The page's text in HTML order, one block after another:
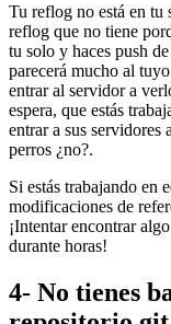
Tu reflog no está en
reflog que no tiene
tu solo y haces push
parecerá mucho al
entrar al servidor a
espera, que estás
entrar a sus servidores
perros ¿no?.
Si estás trabajando en
modificaciones de
¡Intentar encontrar
durante horas!
4- No tienes